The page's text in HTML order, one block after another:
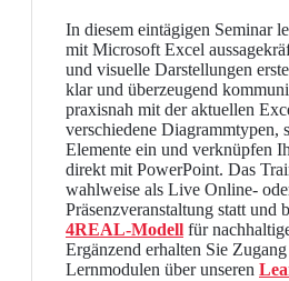
In diesem eintägigen Seminar
mit Microsoft Excel
und visuelle Darstellungen
klar und überzeugend
praxisnah mit der aktuellen
verschiedene Diagrammtypen,
Elemente ein und verknüpfen
direkt mit PowerPoint. Das
wahlweise als Live Online-
Präsenzveranstaltung statt und
4REAL-Modell für
Ergänzend erhalten Sie
Lernmodulen über unseren